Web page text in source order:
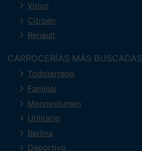
Volvo
Citroën
Renault
CARROCERÍAS MÁS BUSCADAS
Todoterreno
Familiar
Monovolumen
Utilitario
Berlina
Deportivo